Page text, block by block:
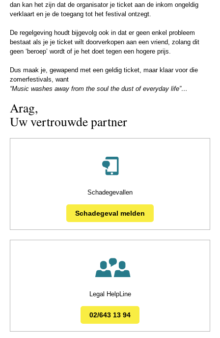
dan kan het zijn dat de organisator je ticket aan de inkom ongeldig
verklaart en je de toegang tot het festival ontzegt.
De regelgeving houdt bijgevolg ook in dat er geen enkel probleem
bestaat als je je ticket wilt doorverkopen aan een vriend, zolang dit
geen ‘beroep’ wordt of je het doet tegen een hogere prijs.
Dus maak je, gewapend met een geldig ticket, maar klaar voor die
zomerfestivals, want
“Music washes away from the soul the dust of everyday life”…
Arag,
Uw vertrouwde partner
Schadegevallen
Schadegeval melden
Legal HelpLine
02/643 13 94